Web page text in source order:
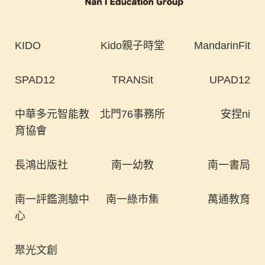
KIDO Kido親子時堂 MandarinFit
SPAD12 TRANSit UPAD12
中華多元智能教
育協會
北門76事務所 安捏ni
長鴻出版社 南一幼教 南一書局
南一評鑑測驗中
心
南一綠市集 萬通教育
聚光文創